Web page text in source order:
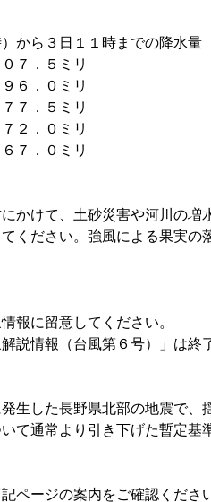
から３日１１時までの降水量
．５ミリ
０ミリ
．５ミリ
．０ミリ
０ミリ
かけて、土砂災害や河川の
ください。強風による果実
報に留意してください。
説情報（台風第６号）」は終
生した長野県北部の地震で
て通常より引き下げた暫定基
ページの案内をご確認くださ